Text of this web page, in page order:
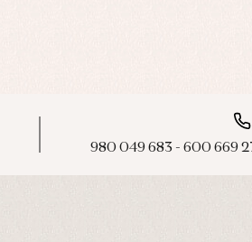
980 049 683 - 600 669